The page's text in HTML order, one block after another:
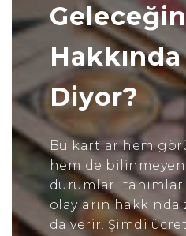
Diyor?
Bu kartlar hem
hem de bilinmeyen
durumları
olayların hakkında
da verir. Şimdi